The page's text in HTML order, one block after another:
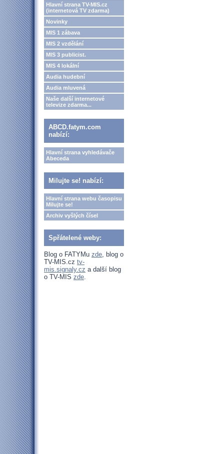
Hlavní strana TV-MIS.cz
(internetová TV zdarma)
Novinky
MIS 1 zábava
MIS 2 vzdělání
MIS 3 publicist.
MIS 4 lokální
Audia hudební
Audia mluvená
Naše další internetové
televize zdarma...
ABCD.fatym.com
nabízí:
Hlavní strana vyhledávače
Abeceda
Milujte se! nabízí:
Hlavní strana webu časopisu
Milujte se!
Archiv vyšlých čísel
Spřátelené weby:
Blog o FATYMu zde, blog o
TV-MIS.cz tv-
mis.signaly.cz a další blog
o TV-MIS zde.